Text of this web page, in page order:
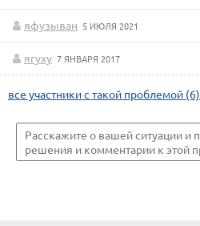
яфузыван 5 ИЮЛЯ 2021
ягуху 7 ЯНВАРЯ 2017
все участники с такой проблемой (6)